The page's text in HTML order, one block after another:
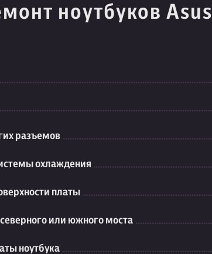
ноутбуков Asus
разъемов
охлаждения
платы
или южного моста
ноутбука